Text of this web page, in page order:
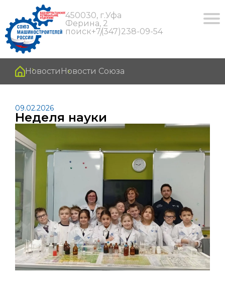
450030, г.Уфа
Ферина, 2
поиск+7(347)238-09-54
Новости Новости Союза
09.02.2026
Неделя науки